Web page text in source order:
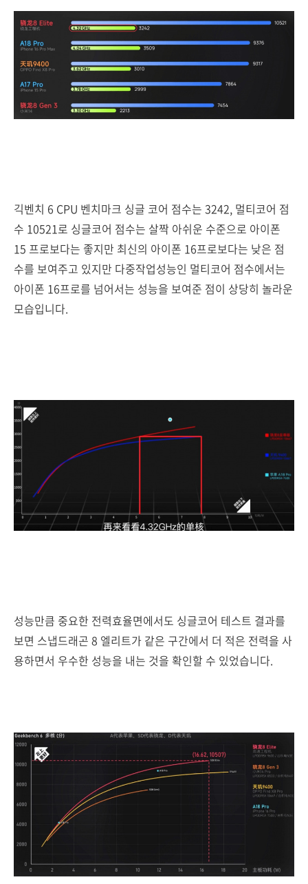
긱벤치 6 CPU 벤치마크 싱글 코어 점수는 3242, 멀티코어 점
수 10521로 싱글코어 점수는 살짝 아쉬운 수준으로 아이폰
15 프로보다는 좋지만 최신의 아이폰 16프로보다는 낮은 점
수를 보여주고 있지만 다중작업성능인 멀티코어 점수에서는
아이폰 16프로를 넘어서는 성능을 보여준 점이 상당히 놀라운
모습입니다.
성능만큼 중요한 전력효율면에서도 싱글코어 테스트 결과를
보면 스냅드래곤 8 엘리트가 같은 구간에서 더 적은 전력을 사
용하면서 우수한 성능을 내는 것을 확인할 수 있었습니다.